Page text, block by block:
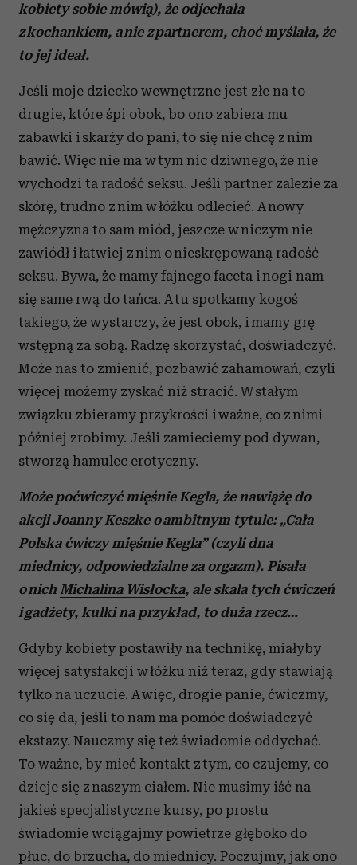
kobiety sobie mówią), że odjechała
z kochankiem, a nie z partnerem, choć myślała, że
to jej ideał.
Jeśli moje dziecko wewnętrzne jest złe na to
drugie, które śpi obok, bo ono zabiera mu
zabawki i skarży do pani, to się nie chcę z nim
bawić. Więc nie ma w tym nic dziwnego, że nie
wychodzi ta radość seksu. Jeśli partner zalezie za
skórę, trudno z nim w łóżku odlecieć. A nowy
mężczyzna to sam miód, jeszcze w niczym nie
zawiódł i łatwiej z nim o nieskrępowaną radość
seksu. Bywa, że mamy fajnego faceta i nogi nam
się same rwą do tańca. A tu spotkamy kogoś
takiego, że wystarczy, że jest obok, i mamy grę
wstępną za sobą. Radzę skorzystać, doświadczyć.
Może nas to zmienić, pozbawić zahamowań, czyli
więcej możemy zyskać niż stracić. W stałym
związku zbieramy przykrości i ważne, co z nimi
później zrobimy. Jeśli zamieciemy pod dywan,
stworzą hamulec erotyczny.
Może poćwiczyć mięśnie Kegla, że nawiążę do
akcji Joanny Keszke o ambitnym tytule: „Cała
Polska ćwiczy mięśnie Kegla” (czyli dna
miednicy, odpowiedzialne za orgazm). Pisała
o nich Michalina Wisłocka, ale skala tych ćwiczeń
i gadżety, kulki na przykład, to duża rzecz…
Gdyby kobiety postawiły na technikę, miałyby
więcej satysfakcji w łóżku niż teraz, gdy stawiają
tylko na uczucie. A więc, drogie panie, ćwiczmy,
co się da, jeśli to nam ma pomóc doświadczyć
ekstazy. Nauczmy się też świadomie oddychać.
To ważne, by mieć kontakt z tym, co czujemy, co
dzieje się z naszym ciałem. Nie musimy iść na
jakieś specjalistyczne kursy, po prostu
świadomie wciągajmy powietrze głęboko do
płuc, do brzucha, do miednicy. Poczujmy, jak ono